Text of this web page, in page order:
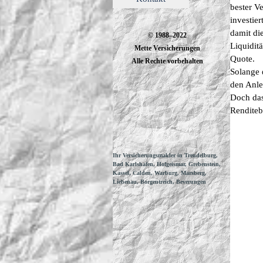
© 1988–2022
Mette Versicherungen
Alle Rechte vorbehalten
Ihr Versicherungsmakler in Trendelburg,
Bad Karlshafen, Hofgeismar, Grebenstein,
Kassel, Calden, Warburg, Marsberg,
Liebenau, Borgentreich, Beverungen
bester
damit
Quote.
den
Doch